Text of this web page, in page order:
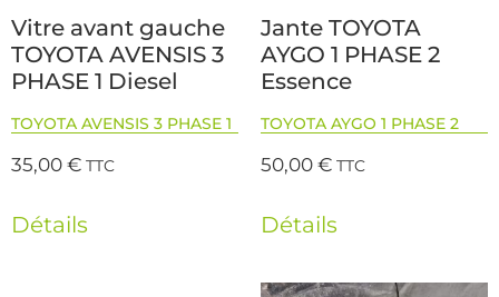
Vitre avant gauche
TOYOTA AVENSIS 3
PHASE 1 Diesel
TOYOTA AVENSIS 3 PHASE 1
35,00€ TTC
Détails
Jante TOYOTA
AYGO 1 PHASE 2
Essence
TOYOTA AYGO 1 PHASE 2
50,00€ TTC
Détails